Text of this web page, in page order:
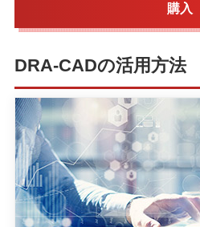
購入
DRA-CADの活用方法